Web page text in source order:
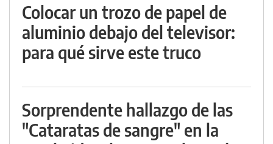
Colocar un trozo de papel de
aluminio debajo del televisor:
para qué sirve este truco
Sorprendente hallazgo de las
"Cataratas de sangre" en la